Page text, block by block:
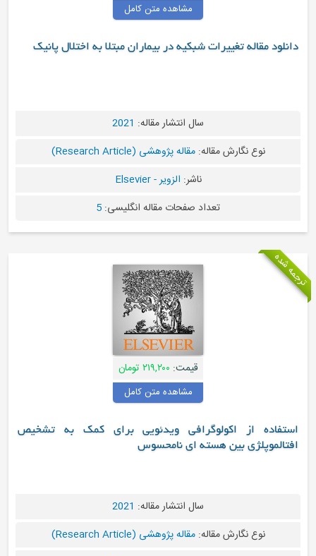
مشاهده متن کامل
تغییرات شبکیه در بیماران مبتلا به اختلال پانیک
سال انتشار مقاله:2021
نوع نگارش مقاله:مقاله پژوهشی (Research Article)
الزویر - Elsevier
تعداد صفحات مقاله انگلیسی:5
۲۱۹,۲۰۰ تومان
مشاهده متن کامل
از اکولوگرافی ویدئویی برای کمک به تشخیص
بین هسته ای نامحسوس
سال انتشار مقاله:2021
نوع نگارش مقاله:مقاله پژوهشی (Research Article)